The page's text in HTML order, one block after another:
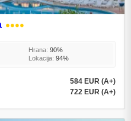
●●●●
Hrana: 90%
Lokacija: 94%
584 EUR (A+)
722 EUR (A+)